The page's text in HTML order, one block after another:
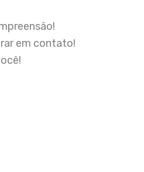
em contato!